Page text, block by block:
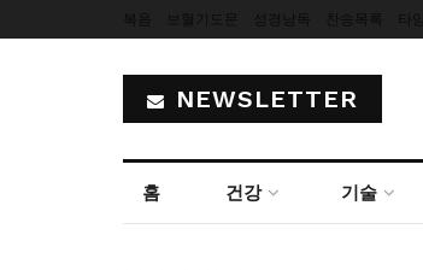
NEWSLETTER
홈 건강 기술